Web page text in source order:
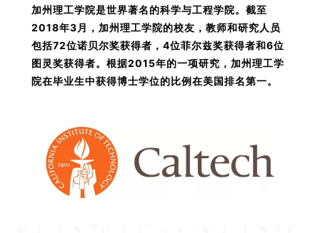
加州理工学院是世界著名的科学与工程学院。截至
2018年3月，加州理工学院的校友，教师和研究人员
包括72位诺贝尔奖获得者，4位菲尔兹奖获得者和6位
图灵奖获得者。根据2015年的一项研究，加州理工学
院在毕业生中获得博士学位的比例在美国排名第一。